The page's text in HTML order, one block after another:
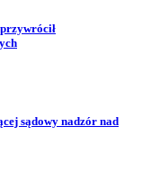
sądowy nadzór nad